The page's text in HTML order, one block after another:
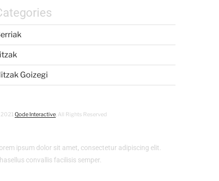
Goizegi
Qode Interactive , All Rights Reserved
ipsum dolor sit amet, consectetur adipiscing elit.
convallis facilisis semper.